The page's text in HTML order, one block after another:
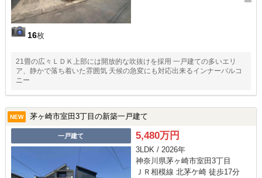
16枚
21畳の広々ＬＤＫ上部には開放的な吹抜けを採用 一戸建ての多いエリ
ア、静かで落ち着いた雰囲気 天候の急変にも対応出来るインナーバルコ
ニー
NEW 茅ヶ崎市室田3丁目の新築一戸建て
一戸建て 5,480万円
3LDK / 2026年
神奈川県茅ヶ崎市室田3丁目
ＪＲ相模線 北茅ケ崎 徒歩17分